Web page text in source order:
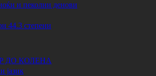
и пеколни денови
степени
ДО КОЛЕНА
јазик